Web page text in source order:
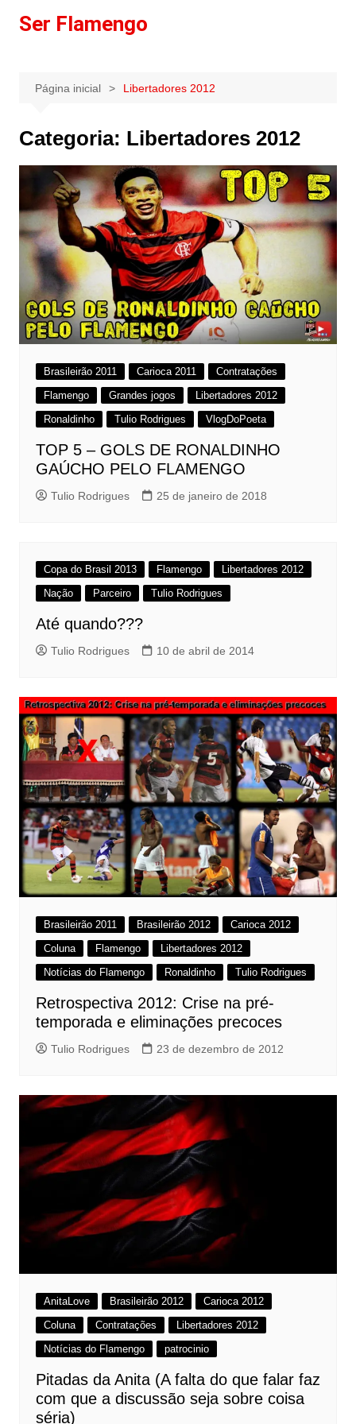
paraSer Flamengo
Página inicial Libertadores 2012
Categoria: Libertadores 2012
Brasileirão 2011 Carioca 2011
Contratações
Flamengo
Grandes jogos
Libertadores 2012
Ronaldinho
Tulio Rodrigues VlogDoPoeta
TOP 5 – GOLS DE RONALDINHO
GAÚCHO PELO FLAMENGO
Tulio Rodrigues 25 de janeiro de 2018
Copa do Brasil 2013 Flamengo
Libertadores 2012
Nação
Parceiro Tulio Rodrigues
Até quando???
Tulio Rodrigues 10 de abril de 2014
Brasileirão 2011 Brasileirão 2012
Carioca 2012
Coluna
Flamengo
Libertadores 2012
Notícias do Flamengo
Ronaldinho Tulio Rodrigues
Retrospectiva 2012: Crise na pré-
temporada e eliminações precoces
Tulio Rodrigues 23 de dezembro de 2012
AnitaLove Brasileirão 2012
Carioca 2012
Coluna
Contratações
Libertadores 2012
Notícias do Flamengo
patrocinio
Pitadas da Anita (A falta do que falar faz
com que a discussão seja sobre coisa
séria)